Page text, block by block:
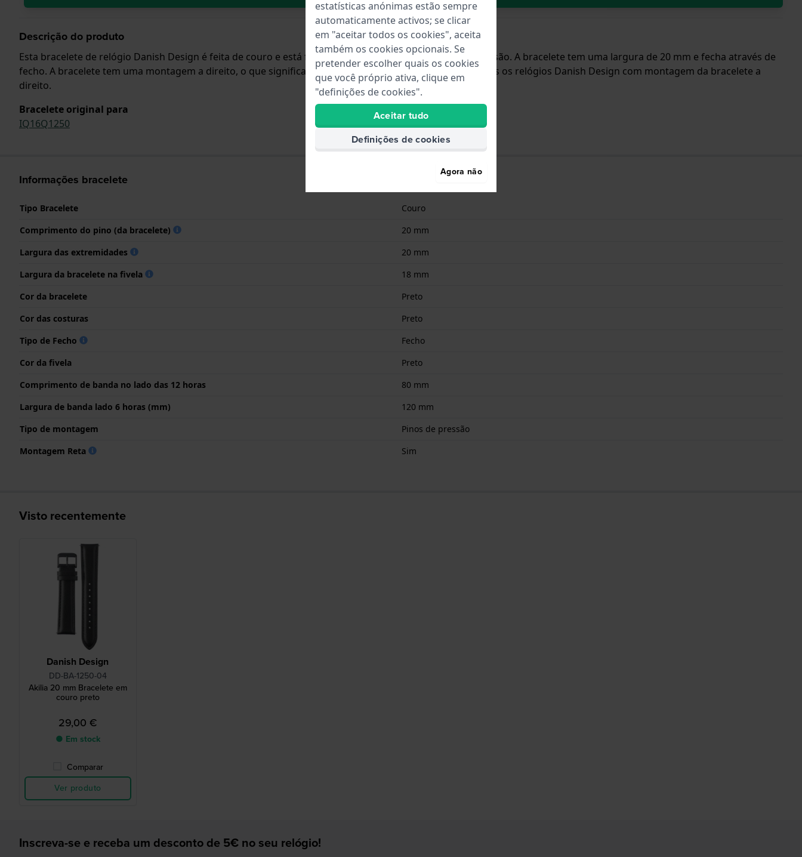
Descrição do produto
Esta bracelete de relógio Danish Design é feita de couro e está fixada ao relógio através de pinos de pressão. A bracelete tem uma largura de 20 mm e fecha através de
fecho. A bracelete tem uma montagem a direito, o que significa que esta bracelete é adequada para todos os relógios Danish Design com montagem da bracelete a
direito.
Bracelete original para
IQ16Q1250
Informações bracelete
Tipo Bracelete
Couro
Comprimento do pino (da bracelete)
20 mm
Largura das extremidades
20 mm
Largura da bracelete na fivela
18 mm
Cor da bracelete
Preto
Cor das costuras
Preto
Tipo de Fecho
Fecho
Cor da fivela
Preto
Comprimento de banda no lado das 12 horas
80 mm
Largura de banda lado 6 horas (mm)
120 mm
Tipo de montagem
Pinos de pressão
Montagem Reta
Sim
Visto recentemente
Danish Design
DD-BA-1250-04
Akilia 20 mm Bracelete em
couro preto
29,00 €
● Em stock
Comparar
Ver produto
Inscreva-se e receba um desconto de 5€ no seu relógio!
estatísticas anónimas estão sempre
automaticamente activos; se clicar
em "aceitar todos os cookies", aceita
também os cookies opcionais. Se
pretender escolher quais os cookies
que você próprio ativa, clique em
"definições de cookies".
Aceitar tudo
Definições de cookies
Agora não